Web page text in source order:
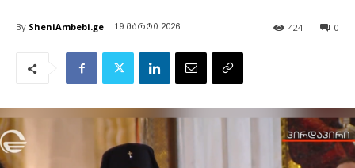
By SheniAmbebi.ge 19 მარტი 2026 0
424